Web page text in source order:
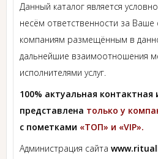
Данный каталог является
несём ответственности за
компаниям размещённым в
дальнейшие взаимоотношения
исполнителями услуг.
100% актуальная
представлена только у
с пометками «ТОП» и «VIP».
Администрация сайта